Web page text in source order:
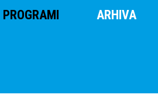
PROGRAMI ARHIVA